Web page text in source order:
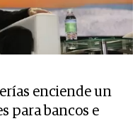
enciende un
para bancos e